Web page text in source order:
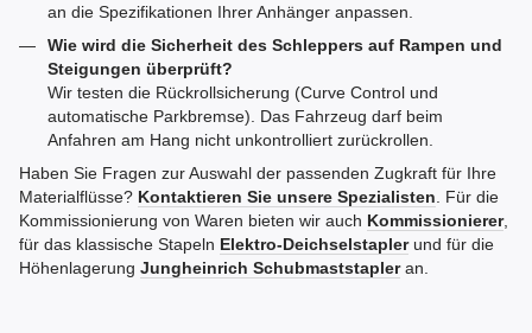
an die Spezifikationen Ihrer Anhänger anpassen.
Wie wird die Sicherheit des Schleppers auf Rampen und
Steigungen überprüft?
Wir testen die Rückrollsicherung (Curve Control und
automatische Parkbremse). Das Fahrzeug darf beim
Anfahren am Hang nicht unkontrolliert zurückrollen.
Haben Sie Fragen zur Auswahl der passenden Zugkraft für Ihre
Materialflüsse? Kontaktieren Sie unsere Spezialisten. Für die
Kommissionierung von Waren bieten wir auch Kommissionierer,
für das klassische Stapeln Elektro-Deichselstaplerund für die
Höhenlagerung Jungheinrich Schubmaststapleran.